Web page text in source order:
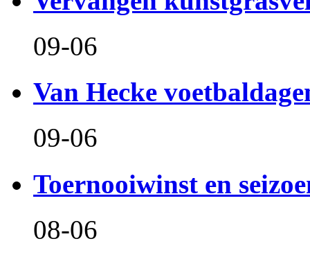
09-06
Van Hecke
09-06
Toernooiwinst en
08-06